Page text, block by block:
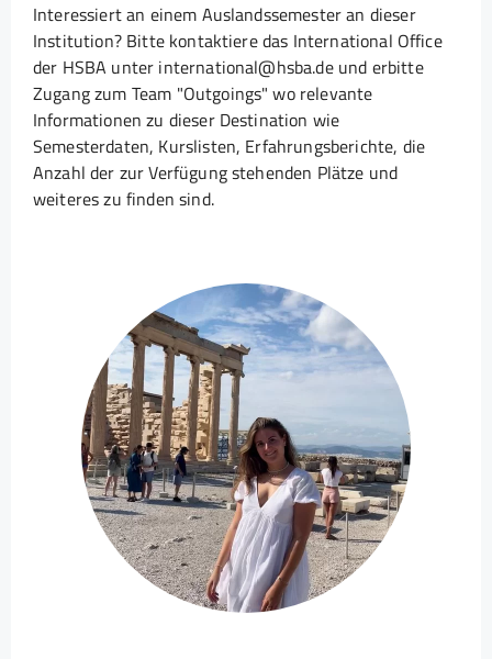
Interessiert an einem Auslandssemester an dieser
Institution? Bitte kontaktiere das International Office
der HSBA unter international@hsba.de und erbitte
Zugang zum Team "Outgoings" wo relevante
Informationen zu dieser Destination wie
Semesterdaten, Kurslisten, Erfahrungsberichte, die
Anzahl der zur Verfügung stehenden Plätze und
weiteres zu finden sind.